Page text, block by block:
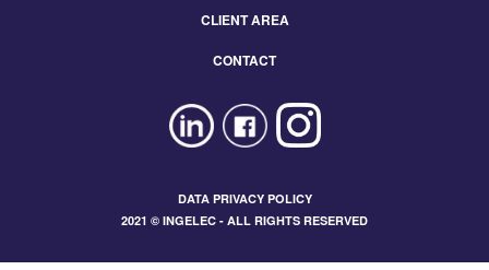
CLIENT AREA
CONTACT
DATA PRIVACY POLICY
2021 © INGELEC - ALL RIGHTS RESERVED